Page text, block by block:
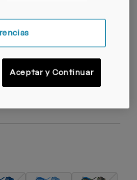
5 L con
Aceptar y Continuar